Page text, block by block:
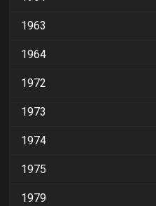
1963
1964
1972
1973
1974
1975
1979